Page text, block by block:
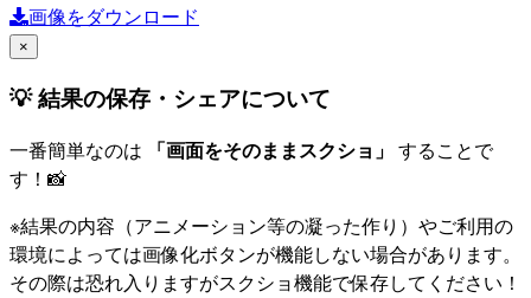
画像をダウンロード
×
💡 結果の保存・シェアについて
一番簡単なのは 「画面をそのままスクショ」 することで
す！📸
※結果の内容（アニメーション等の凝った作り）やご利用の
環境によっては画像化ボタンが機能しない場合があります。
その際は恐れ入りますがスクショ機能で保存してください！